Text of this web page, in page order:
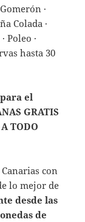
·
Colada ·
Poleo ·
hasta 30
el
GRATIS
TODO
con
lo mejor de
desde las
de